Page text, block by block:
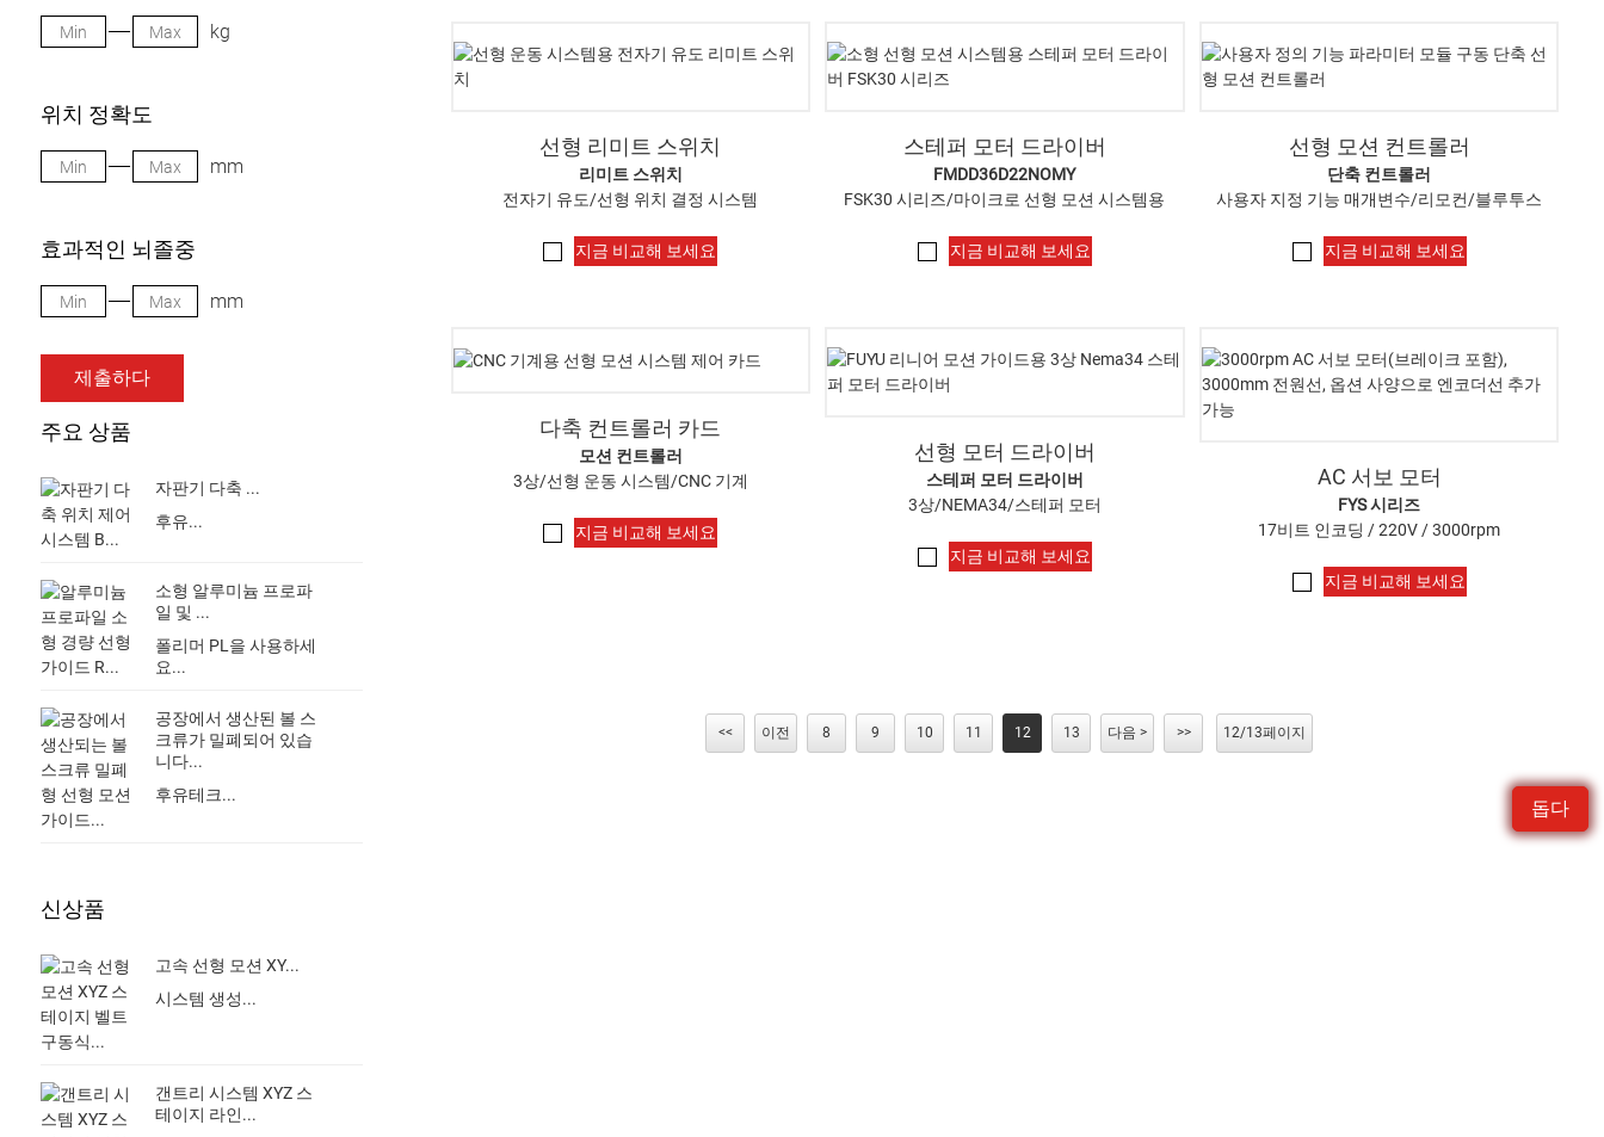
돕다
kg
위치 정확도
mm
효과적인 뇌졸중
mm
제출하다
주요 상품
자판기 다축 ...
후유...
소형 알루미늄 프로파
일 및 ...
폴리머 PL을 사용하세
요...
공장에서 생산된 볼 스
크류가 밀폐되어 있습
니다...
후유테크...
신상품
고속 선형 모션 XY...
시스템 생성...
갠트리 시스템 XYZ 스
테이지 라인...
선형 리미트 스위치
리미트 스위치
전자기 유도/선형 위치 결정 시스템
지금 비교해 보세요
스테퍼 모터 드라이버
FMDD36D22NOMY
FSK30 시리즈/마이크로 선형 모션 시스템용
지금 비교해 보세요
선형 모션 컨트롤러
단축 컨트롤러
사용자 지정 기능 매개변수/리모컨/블루투스
지금 비교해 보세요
다축 컨트롤러 카드
모션 컨트롤러
3상/선형 운동 시스템/CNC 기계
지금 비교해 보세요
선형 모터 드라이버
스테퍼 모터 드라이버
3상/NEMA34/스테퍼 모터
지금 비교해 보세요
AC 서보 모터
FYS 시리즈
17비트 인코딩 / 220V / 3000rpm
지금 비교해 보세요
<< 이전 8 9 10 11 12 13 다음 > >> 12/13페이지